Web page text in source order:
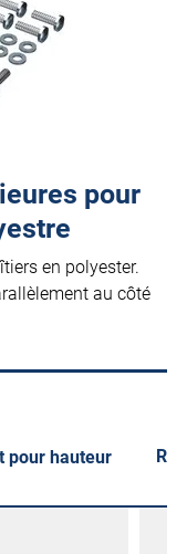
pour
en polyester.
au côté
pour hauteur